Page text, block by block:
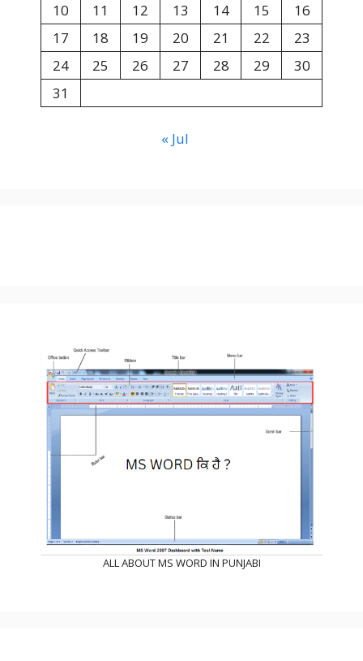
10
11 12 13 14 15
16
17
18 19 20 21 22
23
24
25 26 27 28 29
30
31
« Jul
ALL ABOUT MS WORD IN PUNJABI